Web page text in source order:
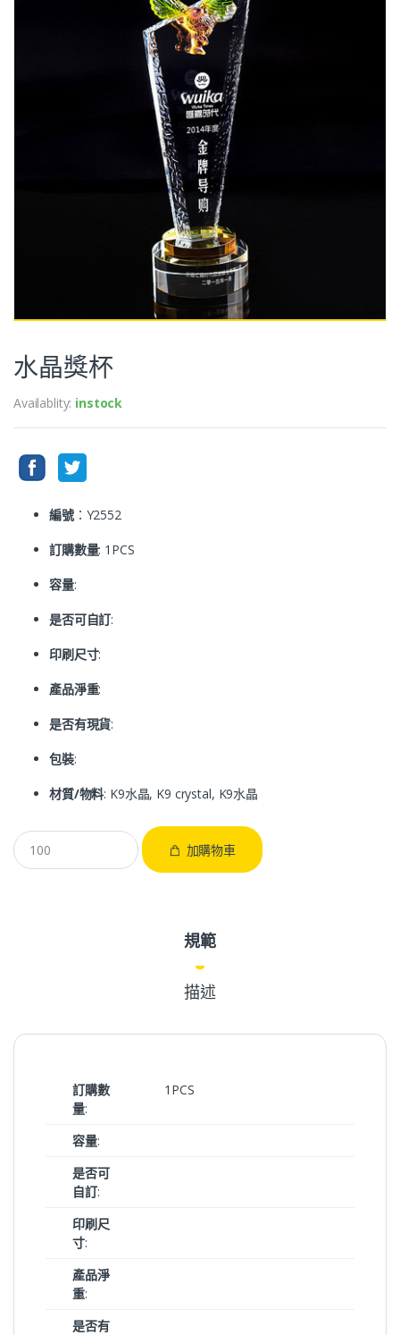
水晶獎杯
Availablity: instock
編號：Y2552
訂購數量: 1PCS
容量:
是否可自訂:
印刷尺寸:
產品淨重:
是否有現貨:
包裝:
材質/物料: K9水晶, K9 crystal, K9水晶
加購物車
規範
描述
訂購數
量:
1PCS
容量:
是否可
自訂:
印刷尺
寸:
產品淨
重:
是否有